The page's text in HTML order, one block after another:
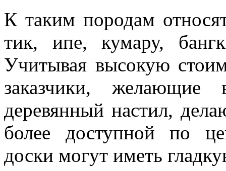
К таким породам
тик, ипе, кумару,
Учитывая высокую
заказчики,
деревянный настил,
более доступной по
доски могут иметь